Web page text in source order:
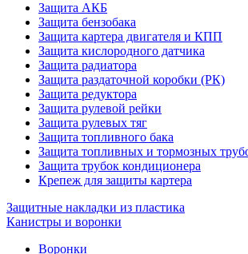
Защита АКБ
Защита бензобака
Защита картера двигателя и КПП
Защита кислородного датчика
Защита радиатора
Защита раздаточной коробки (РК)
Защита редуктора
Защита рулевой рейки
Защита рулевых тяг
Защита топливного бака
Защита топливных и тормозных
Защита трубок кондиционера
Крепеж для защиты картера
Защитные накладки из пластика
Канистры и воронки
Воронки